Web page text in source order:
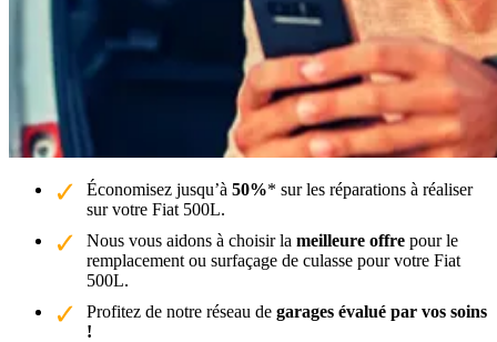
Économisez jusqu’à 50%* sur les réparations à réaliser
sur votre Fiat 500L.
Nous vous aidons à choisir la meilleure offre pour le
remplacement ou surfaçage de culasse pour votre Fiat
500L.
Profitez de notre réseau de garages évalué par vos soins
!